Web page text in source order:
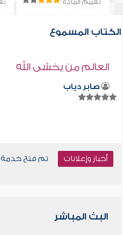
تقييم المادة:
الكتاب المسموع
العالم من يخشى الله
صابر دياب
أخبار وإعلانات
تم فتح خدمة
البث المباشر